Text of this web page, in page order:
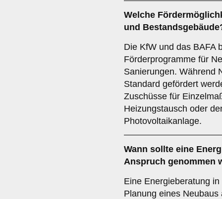
Welche
und
Die KfW und das BAFA
Förderprogramme für
Sanierungen. Während
Standard gefördert
Zuschüsse für
Heizungstausch oder
Photovoltaikanlage.
Wann sollte eine
Anspruch genommen
Eine Energieberatung
Planung eines